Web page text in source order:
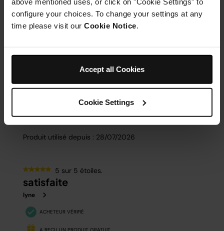
configure your choices. To change your settings at any
time please visit our Cookie Notice.
Accept all Cookies
Cookie Settings